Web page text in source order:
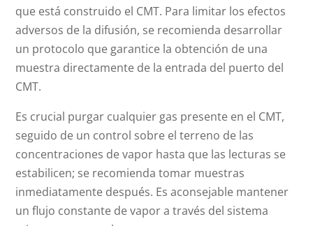
que está construido el CMT. Para limitar los efectos
adversos de la difusión, se recomienda desarrollar
un protocolo que garantice la obtención de una
muestra directamente de la entrada del puerto del
CMT.
Es crucial purgar cualquier gas presente en el CMT,
seguido de un control sobre el terreno de las
concentraciones de vapor hasta que las lecturas se
estabilicen; se recomienda tomar muestras
inmediatamente después. Es aconsejable mantener
un flujo constante de vapor a través del sistema